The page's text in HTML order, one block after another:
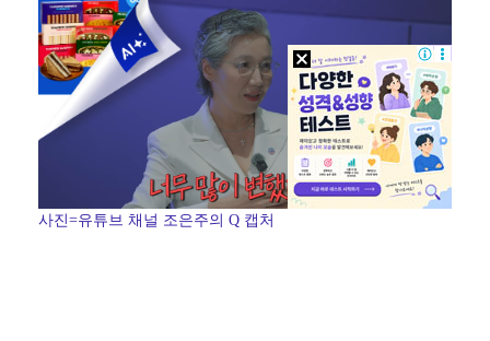
[ST포토] 제나, '경주공주'
[ST포토] 디에고 시메오네 감독, '강인아, 기대가 …
[ST포토] 리센느 메이, '안녕~'
사진=유튜브 채널 조은주의 Q 캡처